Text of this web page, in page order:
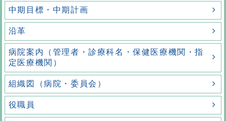
中期目標・中期計画
沿革
病院案内（管理者・診療科名・保健医療機関・指
定医療機関）
組織図（病院・委員会）
役職員